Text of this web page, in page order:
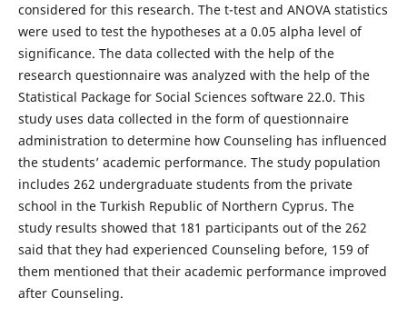
considered for this research. The t-test and ANOVA statistics
were used to test the hypotheses at a 0.05 alpha level of
significance. The data collected with the help of the
research questionnaire was analyzed with the help of the
Statistical Package for Social Sciences software 22.0. This
study uses data collected in the form of questionnaire
administration to determine how Counseling has influenced
the students’ academic performance. The study population
includes 262 undergraduate students from the private
school in the Turkish Republic of Northern Cyprus. The
study results showed that 181 participants out of the 262
said that they had experienced Counseling before, 159 of
them mentioned that their academic performance improved
after Counseling.